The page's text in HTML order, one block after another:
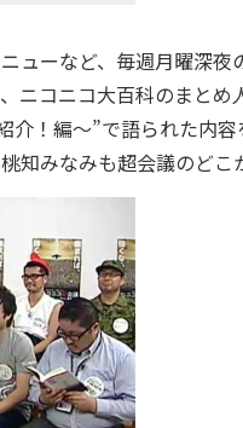
ューなど、毎週月曜深夜
ニコニコ大百科のまと
！編～”で語られた内
知みなみも超会議のどこ